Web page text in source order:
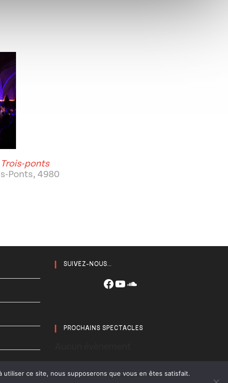
ponts
Ponts, 4980
SUIVEZ-NOUS...
Facebook
YouTubeSoundCloud
PROCHAINS SPECTACLES
ce site, nous supposerons que vous en êtes satisfait.